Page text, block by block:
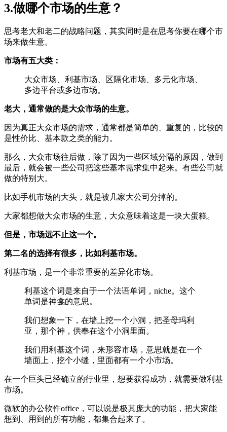
3.做哪个市场的生意？
思考老大和老二的战略问题，其实同时是在思考你要在哪个市
场来做生意。
市场有五大类：
大众市场、利基市场、区隔化市场、多元化市场、
多边平台或多边市场。
老大，通常做的是大众市场的生意。
因为真正大众市场的需求，通常都是简单的、重复的，比较的
是性价比、基本款之类的能力。
那么，大众市场往后做，除了因为一些区域分隔的原因，做到
最后，就会被一些公司把这些基本需求集中起来。有些公司就
做的特别大。
比如手机市场的大头，就是被几家大公司分掉的。
大家都想做大众市场的生意，大众意味着这是一块大蛋糕。
但是，市场远不止这一个。
第二名的选择有很多，比如利基市场。
利基市场，是一个非常重要的差异化市场。
利基这个词是来自于一个法语单词，niche。这个
单词是神龛的意思。
我们想象一下，在墙上挖一个小洞，把圣母玛利
亚，那个神，供奉在这个小洞里面。
我们用利基这个词，来形容市场，意思就是在一个
墙面上，挖个小缝，里面都有一个小市场。
在一个巨头已经确立的行业里，想要获得成功，就需要做利基
市场。
微软的办公软件office，可以说是极其庞大的功能，把大家能
想到、用到的所有功能，都集合起来了。